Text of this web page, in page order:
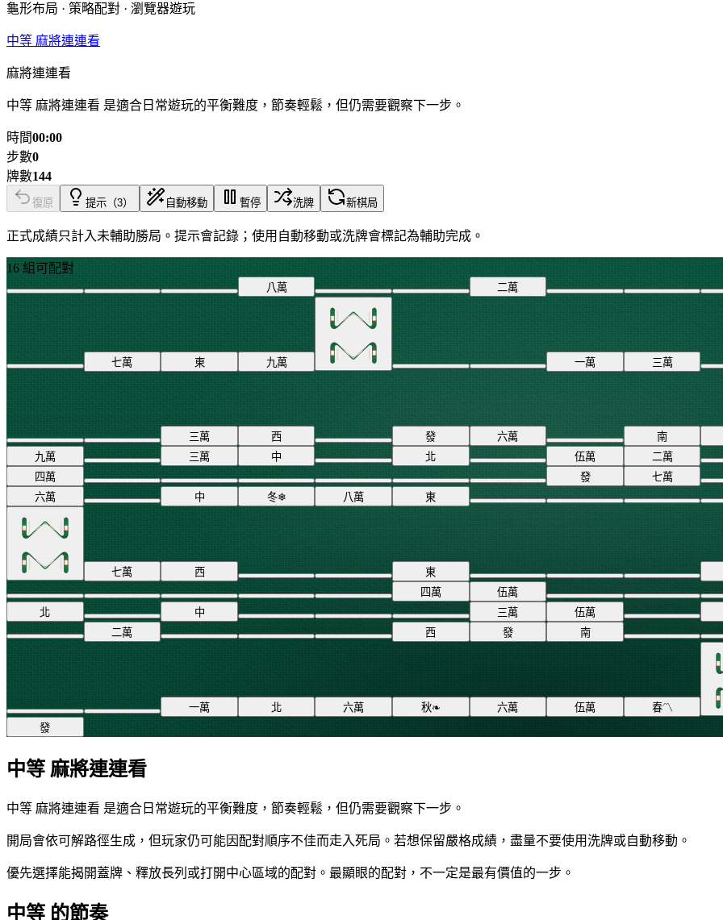
龜形布局 · 策略配對 · 瀏覽器遊玩
中等 麻將連連看
麻將連連看
中等 麻將連連看 是適合日常遊玩的平衡難度，節奏輕鬆，但仍需要觀察下一步。
時間00:00
步數0
牌數144
復原 提示（3） 自動移動 暫停 洗牌 新棋局
正式成績只計入未輔助勝局。提示會記錄；使用自動移動或洗牌會標記為輔助完成。
16 組可配對
八 萬 二萬
七萬 東 九 萬 一萬 三萬
三萬 西 發 六萬 南
九萬 三萬 中 北 伍萬 二萬
四 萬 發 七萬
六萬 中 冬❄ 八萬 東
七萬 西 東
四 萬 伍萬
北
中 三萬 伍萬
二萬 西 發 南
一萬 北 六萬 秋❧ 六萬 伍萬 春〽
發
中等 麻將連連看
中等 麻將連連看 是適合日常遊玩的平衡難度，節奏輕鬆，但仍需要觀察下一步。
開局會依可解路徑生成，但玩家仍可能因配對順序不佳而走入死局。若想保留嚴格成績，盡量不要使用洗牌或自動移動。
優先選擇能揭開蓋牌、釋放長列或打開中心區域的配對。最顯眼的配對，不一定是最有價值的一步。
中等 的節奏